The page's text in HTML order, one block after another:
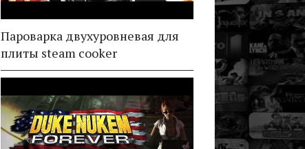
Пароварка двухуровневая для
плиты steam cooker